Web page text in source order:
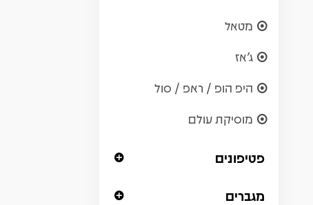
מטאל
ג'אז
היפ הופ / ראפ / סול
מוסיקת עולם
פטיפונים
מגברים